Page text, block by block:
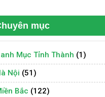
mục
Mục Tỉnh Thành (1)
Nội (51)
Bắc (122)